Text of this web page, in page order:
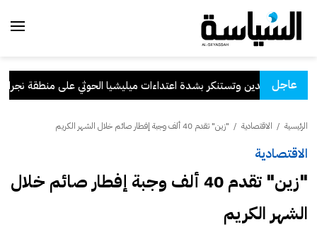
عاجل
الكويت تدين وتستنكر بشدة اعتداءات ميليشيا الحوثي على منطقة نجران
الرئيسية / الاقتصادية / "زين" تقدم 40 ألف وجبة إفطار صائم خلال الشهر الكريم
الاقتصادية
"زين" تقدم 40 ألف وجبة إفطار صائم خلال
الشهر الكريم